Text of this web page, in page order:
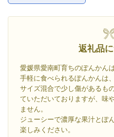
返礼品
愛媛県愛南町育ちのぽんかん
手軽に食べられるぽんかんは
サイズ混合で少し傷があるも
ていただいておりますが、味
ません。
ジューシーで濃厚な果汁とぽ
楽しみください。